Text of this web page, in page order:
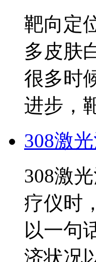
靶向定
多皮肤
很多时
进步，
308激
308激
疗仪时
以一句
济状况